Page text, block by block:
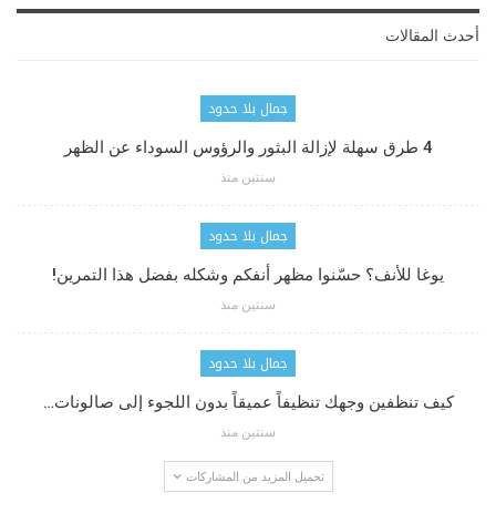
أحدث المقالات
جمال بلا حدود
4 طرق سهلة لإزالة البثور والرؤوس السوداء عن الظهر
سنتين منذ
جمال بلا حدود
يوغا للأنف؟ حسّنوا مظهر أنفكم وشكله بفضل هذا التمرين!
سنتين منذ
جمال بلا حدود
كيف تنظفين وجهك تنظيفاً عميقاً بدون اللجوء إلى صالونات…
سنتين منذ
تحميل المزيد من المشاركات